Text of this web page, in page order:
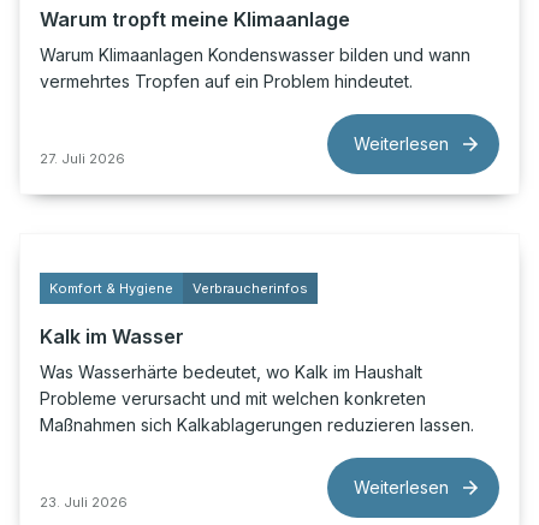
Warum tropft meine Klimaanlage
Warum Klimaanlagen Kondenswasser bilden und wann
vermehrtes Tropfen auf ein Problem hindeutet.
27. Juli 2026
Weiterlesen
Komfort & Hygiene Verbraucherinfos
Kalk im Wasser
Was Wasserhärte bedeutet, wo Kalk im Haushalt
Probleme verursacht und mit welchen konkreten
Maßnahmen sich Kalkablagerungen reduzieren lassen.
23. Juli 2026
Weiterlesen